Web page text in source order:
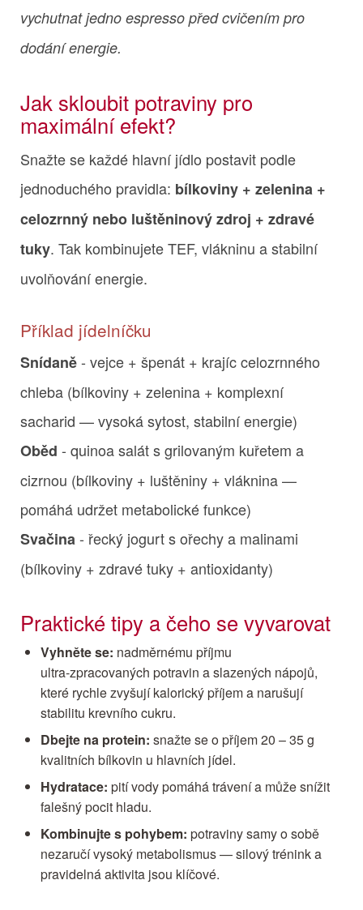
vychutnat jedno espresso před cvičením pro
dodání energie.
Jak skloubit potraviny pro
maximální efekt?
Snažte se každé hlavní jídlo postavit podle
jednoduchého pravidla: bílkoviny + zelenina +
celozrnný nebo luštěninový zdroj + zdravé
tuky. Tak kombinujete TEF, vlákninu a stabilní
uvolňování energie.
Příklad jídelníčku
Snídaně- vejce + špenát + krajíc celozrnného
chleba (bílkoviny + zelenina + komplexní
sacharid — vysoká sytost, stabilní energie)
Oběd - quinoa salát s grilovaným kuřetem a
cizrnou (bílkoviny + luštěniny + vláknina —
pomáhá udržet metabolické funkce)
Svačina- řecký jogurt s ořechy a malinami
(bílkoviny + zdravé tuky + antioxidanty)
Praktické tipy a čeho se vyvarovat
Vyhněte se: nadměrnému příjmu
ultra‑zpracovaných potravin a slazených nápojů,
které rychle zvyšují kalorický příjem a narušují
stabilitu krevního cukru.
Dbejte na protein: snažte se o příjem 20 – 35 g
kvalitních bílkovin u hlavních jídel.
Hydratace: pití vody pomáhá trávení a může snížit
falešný pocit hladu.
Kombinujte s pohybem: potraviny samy o sobě
nezaručí vysoký metabolismus — silový trénink a
pravidelná aktivita jsou klíčové.